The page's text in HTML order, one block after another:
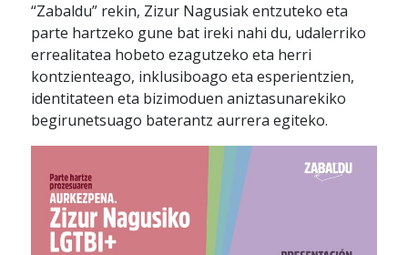
“Zabaldu” rekin, Zizur Nagusiak entzuteko eta
parte hartzeko gune bat ireki nahi du, udalerriko
errealitatea hobeto ezagutzeko eta herri
kontzienteago, inklusiboago eta esperientzien,
identitateen eta bizimoduen aniztasunarekiko
begirunetsuago baterantz aurrera egiteko.